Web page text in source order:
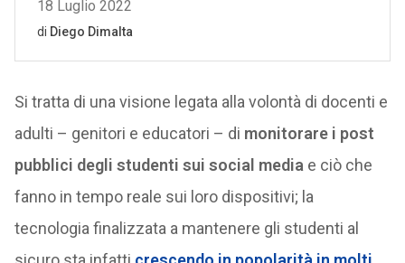
Si tratta di una visione legata alla volontà di docenti e
adulti – genitori e educatori – di monitorare i post
pubblici degli studenti sui social media e ciò che
fanno in tempo reale sui loro dispositivi; la
tecnologia finalizzata a mantenere gli studenti al